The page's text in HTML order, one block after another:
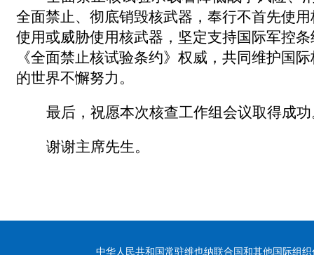
全面禁止、彻底销毁核武器，奉行不首先使
使用或威胁使用核武器，坚定支持国际军控
《全面禁止核试验条约》权威，共同维护国
的世界不懈努力。
最后，祝愿本次核查工作组会议取得成
谢谢主席先生。
中华人民共和国常驻维也纳联合国和其他国际组